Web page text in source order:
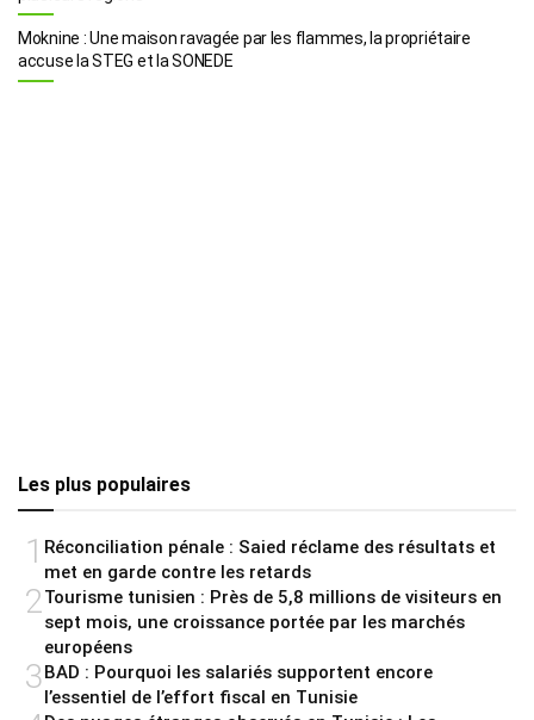
Moknine : Une maison ravagée par les flammes, la propriétaire
accuse la STEG et la SONEDE
Les plus populaires
1 Réconciliation pénale : Saied réclame des résultats et
met en garde contre les retards
2Tourisme tunisien : Près de 5,8 millions de visiteurs en
sept mois, une croissance portée par les marchés
européens
3BAD : Pourquoi les salariés supportent encore
l’essentiel de l’effort fiscal en Tunisie